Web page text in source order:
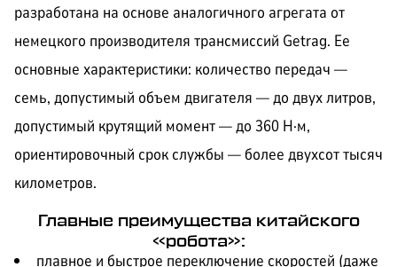
разработана на основе аналогичного агрегата от
немецкого производителя трансмиссий Getrag. Ее
основные характеристики: количество передач —
семь, допустимый объем двигателя — до двух литров,
допустимый крутящий момент — до 360 Н·м,
ориентировочный срок службы — более двухсот тысяч
километров.
Главные преимущества китайского
«робота»:
плавное и быстрое переключение скоростей (даже